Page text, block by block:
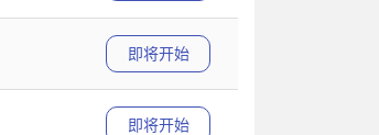
即将开始
即将开始